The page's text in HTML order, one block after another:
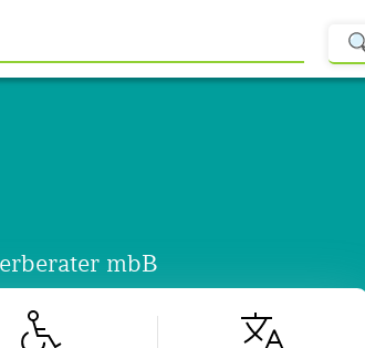
mbB